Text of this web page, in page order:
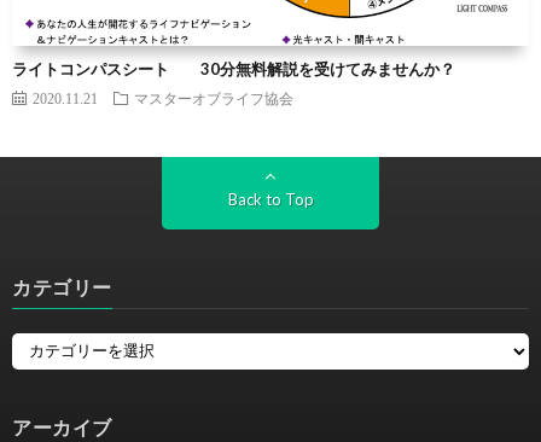
ライトコンパスシート 30分無料解説を受けてみませんか？
2020.11.21 マスターオブライフ協会
Back to Top
カテゴリー
アーカイブ